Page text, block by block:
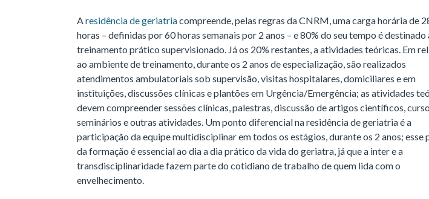
Aresidência de geriatriacompreende, pelas regras da CNRM, uma carga horária de
horas – definidas por 60 horas semanais por 2 anos – e 80% do seu tempo é destinado
treinamento prático supervisionado. Já os 20% restantes, a atividades teóricas. Em
ao ambiente de treinamento, durante os 2 anos de especialização, são realizados
atendimentos ambulatoriais sob supervisão, visitas hospitalares, domiciliares e em
instituições, discussões clínicas e plantões em Urgência/Emergência; as atividades
devem compreender sessões clínicas, palestras, discussão de artigos científicos,
seminários e outras atividades. Um ponto diferencial na residência de geriatria é a
participação da equipe multidisciplinar em todos os estágios, durante os 2 anos; esse
da formação é essencial ao dia a dia prático da vida do geriatra, já que a inter e a
transdisciplinaridade fazem parte do cotidiano de trabalho de quem lida com o
envelhecimento.